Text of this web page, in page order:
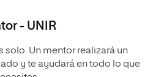
- UNIR
solo. Un mentor realizará un
y te ayudará en todo lo que